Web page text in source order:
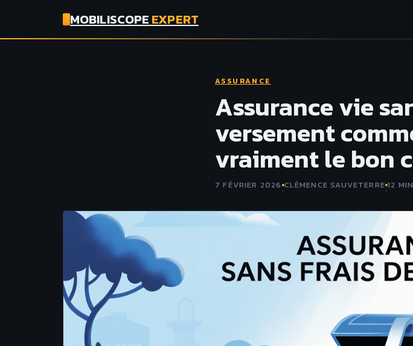
MOBILISCOPEEXPERT
ASSURANCE
Assurance vie
versement
vraiment le bon
7 FÉVRIER 2026·CLÉMENCE SAUVETERRE·12